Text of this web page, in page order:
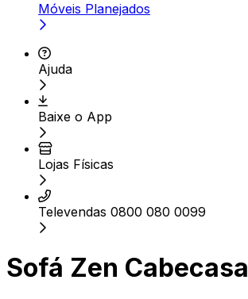
Móveis Planejados
Ajuda
Baixe o App
Lojas Físicas
Televendas 0800 080 0099
Sofá Zen Cabecasa